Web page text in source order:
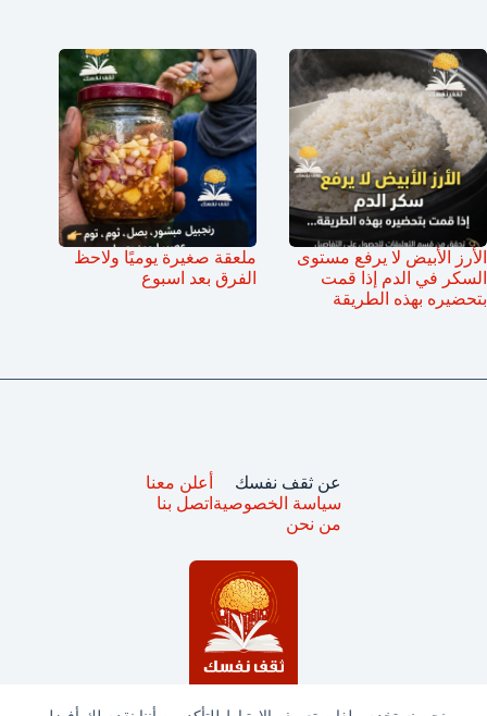
الأرز الأبيض لا يرفع مستوى
السكر في الدم إذا قمت
بتحضيره بهذه الطريقة
ملعقة صغيرة يوميًا ولاحظ
الفرق بعد اسبوع
عن ثقف نفسك
سياسة الخصوصية
من نحن
أعلن معنا
اتصل بنا